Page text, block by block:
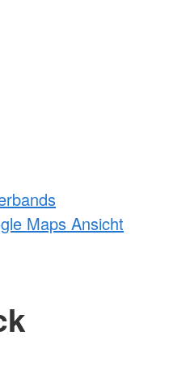
Maps Ansicht